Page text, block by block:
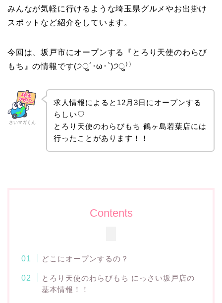
みんなが気軽に行けるような埼玉県グルメやお出掛け
スポットなど紹介をしています。
今回は、坂戸市にオープンする『とろり天使のわらび
もち』の情報です(੭ु´･ω･`)੭ु⁾⁾
さいマガくん
求人情報によると12月3日にオープンする
らしい♡
とろり天使のわらびもち 鶴ヶ島若葉店には
行ったことがあります！！
Contents
どこにオープンするの？
とろり天使のわらびもち にっさい坂戸店の
基本情報！！